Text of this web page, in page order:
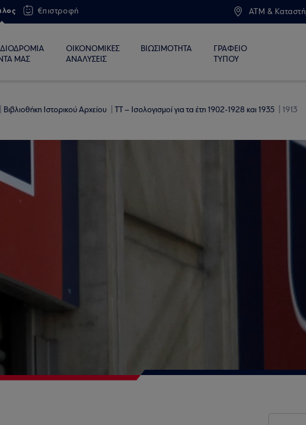
€πιστροφή ATM &
ΜΑΣ
ΟΙΚΟΝΟΜΙΚΕΣ
ΑΝΑΛΥΣΕΙΣ
ΒΙΩΣΙΜΟΤΗΤΑ
ΓΡΑΦΕΙΟ
ΤΥΠΟΥ
Βιβλιοθήκη Ιστορικού Αρχείου ΤΤ – Ισολογισμοί για τα έτη 1902-1928 και 1935 1913